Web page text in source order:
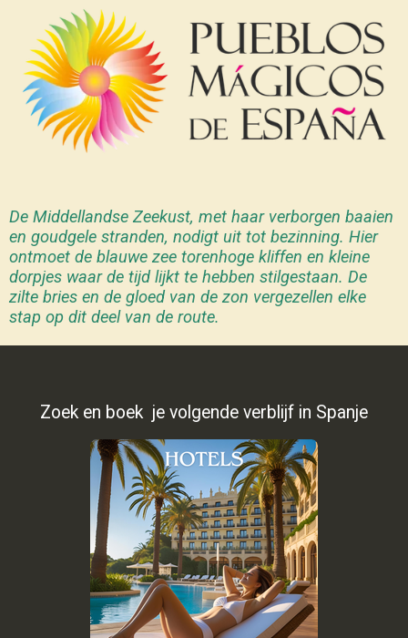
De Middellandse Zeekust, met haar verborgen baaien
en goudgele stranden, nodigt uit tot bezinning. Hier
ontmoet de blauwe zee torenhoge kliffen en kleine
dorpjes waar de tijd lijkt te hebben stilgestaan. De
zilte bries en de gloed van de zon vergezellen elke
stap op dit deel van de route.
Zoek en boek je volgende verblijf in Spanje